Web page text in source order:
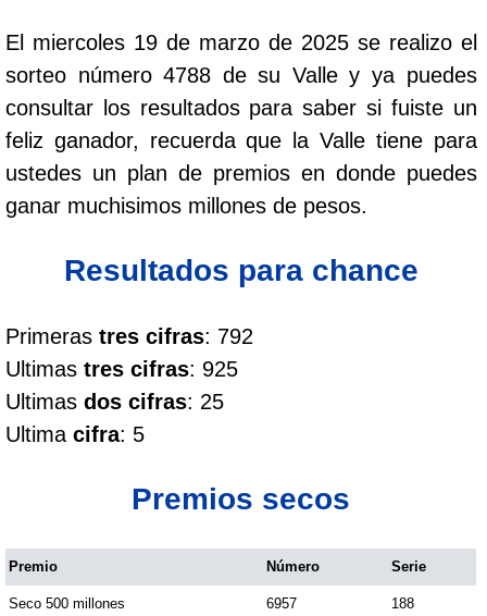
Astro Sol
Astro Luna
Cafeterito Tarde
Caribeña Noche
Chontico Día
Chontico Noche
El miercoles 19 de marzo de 2025 se realizo el
sorteo número 4788 de su Valle y ya puedes
consultar los resultados para saber si fuiste un
feliz ganador, recuerda que la Valle tiene para
ustedes un plan de premios en donde puedes
ganar muchisimos millones de pesos.
Resultados para chance
Primeras tres cifras: 792
Ultimas tres cifras: 925
Ultimas dos cifras: 25
Ultima cifra: 5
Premios secos
Premio Número Serie
Seco 500 millones 6957 188